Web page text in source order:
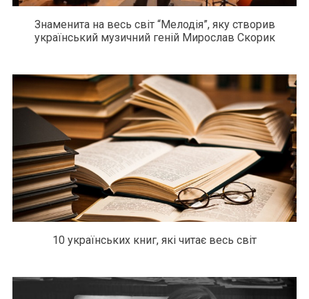
Знаменита на весь світ “Мелодія”, яку створив
український музичний геній Мирослав Скорик
10 українських книг, які читає весь світ